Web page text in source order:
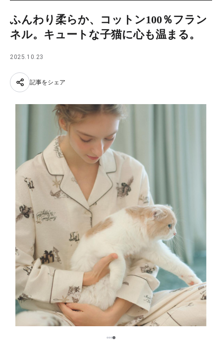
ふんわり柔らか、コットン100％フラン
ネル。キュートな子猫に心も温まる。
2025.10.23
記事をシェア
123